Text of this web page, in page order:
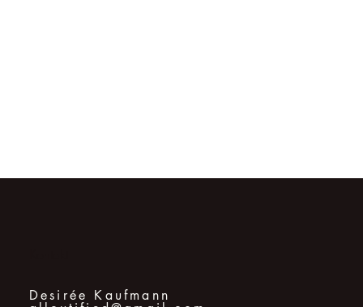
Desirée Kaufmann